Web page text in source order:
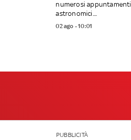
numerosi appuntamenti
astronomici....
02 ago - 10:01
PUBBLICITÀ